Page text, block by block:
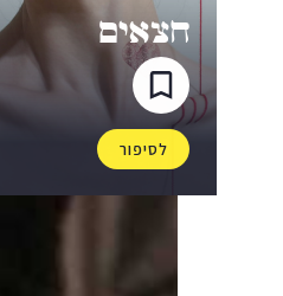
חצאים
לסיפור